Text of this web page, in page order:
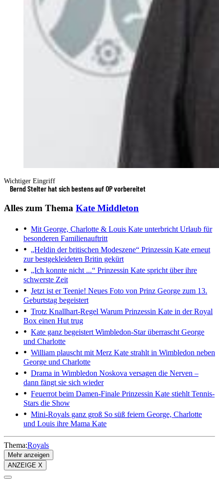
Wichtiger Eingriff
Bernd Stelter hat sich bestens auf OP vorbereitet
Alles zum Thema Kate Middleton
Mit George, Charlotte & Louis Kate unterbricht Urlaub für
besonderen Familienauftritt
„Heldin der britischen Modeszene“ Prinzessin Kate erneut
zur bestgekleideten Britin gekürt
„Ich konnte nicht ...“ Prinzessin Kate spricht über ihre
schwerste Zeit
Jetzt ist er Teenie! Neues Foto von Prinz George zum 13.
Geburtstag begeistert
Trotz Knallhart-Regel Warum Prinzessin Kate in der Royal
Box einen Hut trug
Kate ganz begeistert Wimbledon-Star überrascht George
und Charlotte
William plauscht mit Merz Kate strahlt in Wimbledon neben
George und Charlotte
Drama in Wimbledon Noskova versagen die Nerven –
dann fängt sie sich wieder
Feuerrot beim Damen-Finale Prinzessin Kate stiehlt Tennis-
Stars die Show
Mini-Royals ganz groß So süß feiern George, Charlotte
und Louis ihre Mama Kate
Thema:Royals
Mehr anzeigen
ANZEIGE X